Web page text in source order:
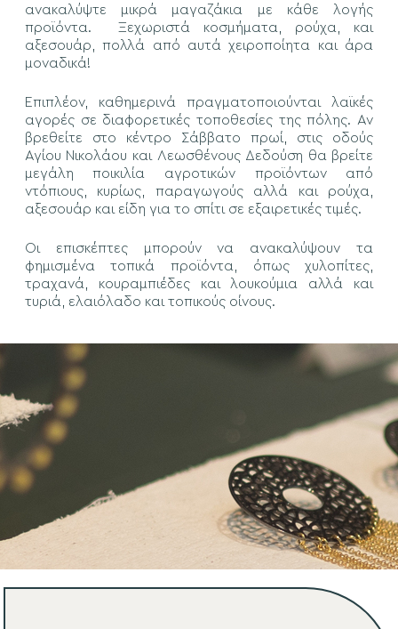
ανακαλύψτε μικρά μαγαζάκια με κάθε λογής
προϊόντα. Ξεχωριστά κοσμήματα, ρούχα, και
αξεσουάρ, πολλά από αυτά χειροποίητα και άρα
μοναδικά!
Επιπλέον, καθημερινά πραγματοποιούνται λαϊκές
αγορές σε διαφορετικές τοποθεσίες της πόλης. Αν
βρεθείτε στο κέντρο Σάββατο πρωί, στις οδούς
Αγίου Νικολάου και Λεωσθένους Δεδούση θα βρείτε
μεγάλη ποικιλία αγροτικών προϊόντων από
ντόπιους, κυρίως, παραγωγούς αλλά και ρούχα,
αξεσουάρ και είδη για το σπίτι σε εξαιρετικές τιμές.
Οι επισκέπτες μπορούν να ανακαλύψουν τα
φημισμένα τοπικά προϊόντα, όπως χυλοπίτες,
τραχανά, κουραμπιέδες και λουκούμια αλλά και
τυριά, ελαιόλαδο και τοπικούς οίνους.